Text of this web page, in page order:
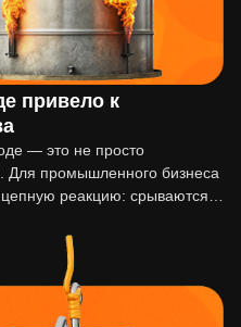
привело к
— это не просто
Для промышленного бизнеса
цепную реакцию: срываются